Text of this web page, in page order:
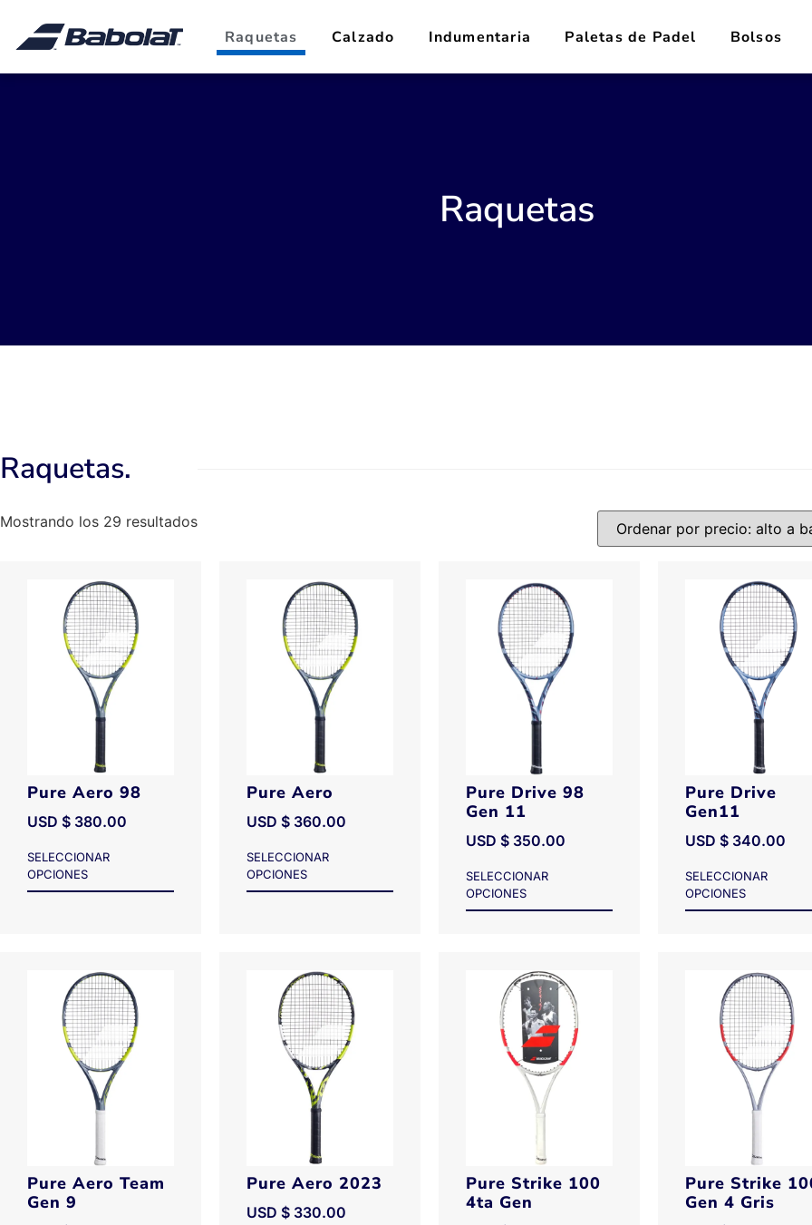
Raquetas Calzado Indumentaria Paletas de Padel Bolsos
Raquetas
Raquetas.
Mostrando los 29 resultados
Pure Aero 98
USD $ 380.00
SELECCIONAR
OPCIONES
Pure Aero
USD $ 360.00
SELECCIONAR
OPCIONES
Pure Drive 98
Gen 11
USD $ 350.00
SELECCIONAR
OPCIONES
Pure Drive
Gen11
USD $ 340.00
SELECCIONAR
OPCIONES
Pure Aero Team
Gen 9
Pure Aero 2023
USD $ 330.00
Pure Strike 100
4ta Gen
Pure Strike
Gen 4 Gris